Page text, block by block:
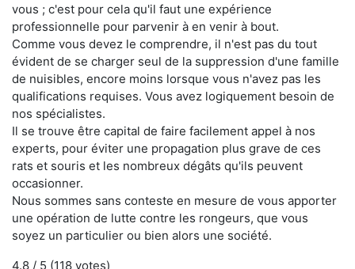
vous ; c'est pour cela qu'il faut une expérience
professionnelle pour parvenir à en venir à bout.
Comme vous devez le comprendre, il n'est pas du tout
évident de se charger seul de la suppression d'une famille
de nuisibles, encore moins lorsque vous n'avez pas les
qualifications requises. Vous avez logiquement besoin de
nos spécialistes.
Il se trouve être capital de faire facilement appel à nos
experts, pour éviter une propagation plus grave de ces
rats et souris et les nombreux dégâts qu'ils peuvent
occasionner.
Nous sommes sans conteste en mesure de vous apporter
une opération de lutte contre les rongeurs, que vous
soyez un particulier ou bien alors une société.
4.8 / 5 (118 votes)